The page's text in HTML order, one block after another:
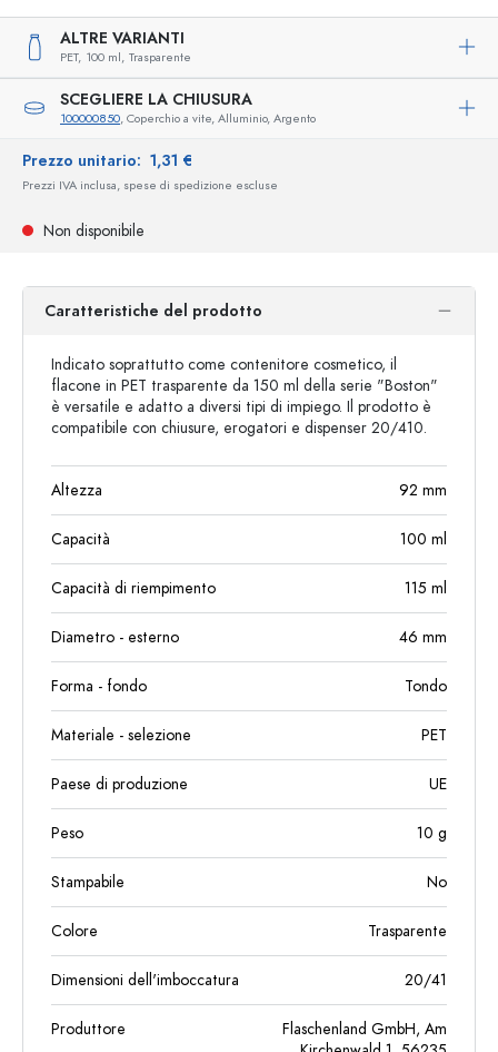
ALTRE VARIANTI
PET, 100 ml, Trasparente
SCEGLIERE LA CHIUSURA
100000850, Coperchio a vite, Alluminio, Argento
Prezzo unitario: 1,31 €
Prezzi IVA inclusa, spese di spedizione escluse
Non disponibile
Caratteristiche del prodotto
Indicato soprattutto come contenitore cosmetico, il
flacone in PET trasparente da 150 ml della serie "Boston"
è versatile e adatto a diversi tipi di impiego. Il prodotto è
compatibile con chiusure, erogatori e dispenser 20/410.
Altezza 92 mm
Capacità 100 ml
Capacità di riempimento 115 ml
Diametro - esterno 46 mm
Forma - fondo Tondo
Materiale - selezione PET
Paese di produzione UE
Peso 10 g
Stampabile No
Colore Trasparente
Dimensioni dell'imboccatura 20/41
Produttore
Flaschenland GmbH, Am